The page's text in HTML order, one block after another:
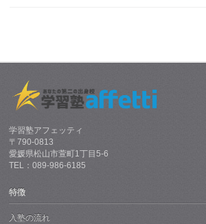
学習塾アフェッティ
〒790-0813
愛媛県松山市萱町1丁目5-6
TEL：089-986-6185
特徴
入塾の流れ